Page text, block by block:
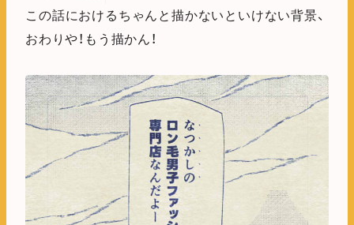
この話におけるちゃんと描かないといけない背景、
おわりや！もう描かん！